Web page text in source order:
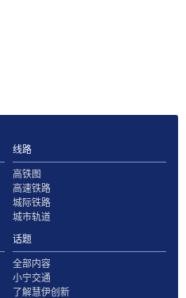
线路
高铁图
高速铁路
城际铁路
城市轨道
话题
全部内容
小宁交通
了解慧伊创新